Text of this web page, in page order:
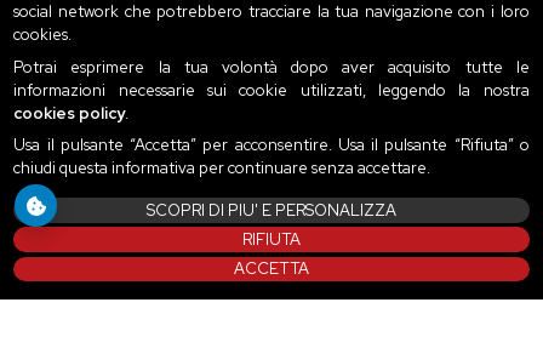
social network che potrebbero tracciare la tua navigazione con i loro
cookies.
Potrai esprimere la tua volontà dopo aver acquisito tutte le
informazioni necessarie sui cookie utilizzati, leggendo la nostra
cookies policy.
Usa il pulsante “Accetta” per acconsentire. Usa il pulsante “Rifiuta” o
chiudi questa informativa per continuare senza accettare.
SCOPRI DI PIU' E PERSONALIZZA
RIFIUTA
ACCETTA